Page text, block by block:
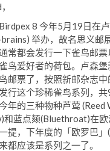
8 今年5月19日在
举办，故名思义邮
常都会发行一下雀鸟邮
鸟爱好者的荷包。卢森
邮票了，按照新邮杂志
行这个珍稀雀鸟系列，
年的三种物种芦莺 (Reed
和蓝点颏(Bluethroat)在欧
提，下年度的「欧罗巴
都应该是系列之一了。